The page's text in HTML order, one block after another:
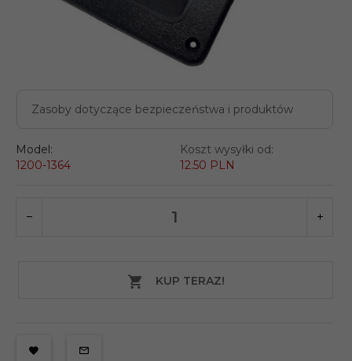
Zasoby dotyczące bezpieczeństwa i produktów
Model:
1200-1364
Koszt wysyłki od:
12.50 PLN
KUP TERAZ!